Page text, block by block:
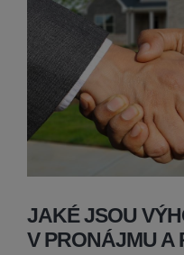
JAKÉ JSOU
V PRONÁJMU A